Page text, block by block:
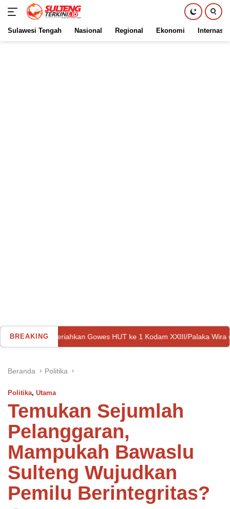
Sulawesi Tengah Nasional Regional Ekonomi
BREAKING
Gowes HUT ke 1 Kodam XXIII/Palaka Wira di Palu
Beranda Politika
Politika, Utama
Temukan Sejumlah
Pelanggaran,
Mampukah Bawaslu
Sulteng Wujudkan
Pemilu Berintegritas?